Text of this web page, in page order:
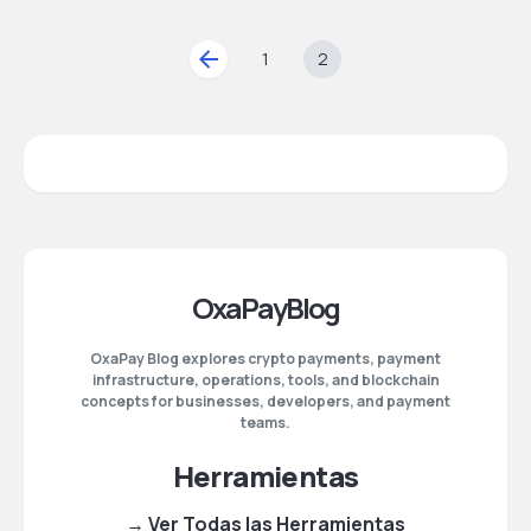
1 2
OxaPayBlog
OxaPay Blog explores crypto payments, payment
infrastructure, operations, tools, and blockchain
concepts for businesses, developers, and payment
teams.
Herramientas
→ Ver Todas las Herramientas